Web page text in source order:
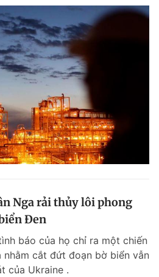
Nga rải thủy lôi phong
Đen
báo của họ chỉ ra một chiến
cắt đứt đoạn bờ biển vẫn
của Ukraine .